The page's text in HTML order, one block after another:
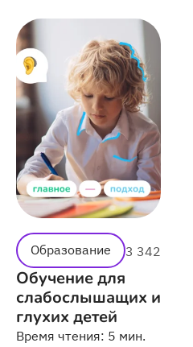
Образование 3 342
Обучение для
слабослышащих и
глухих детей
Время чтения: 5 мин.